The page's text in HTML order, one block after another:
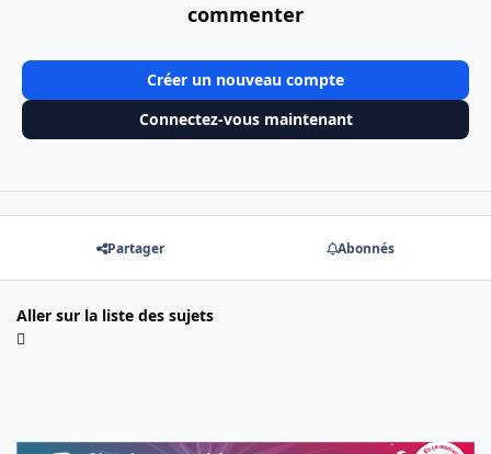
commenter
Créer un nouveau compte
Connectez-vous maintenant
Partager Abonnés
Aller sur la liste des sujets